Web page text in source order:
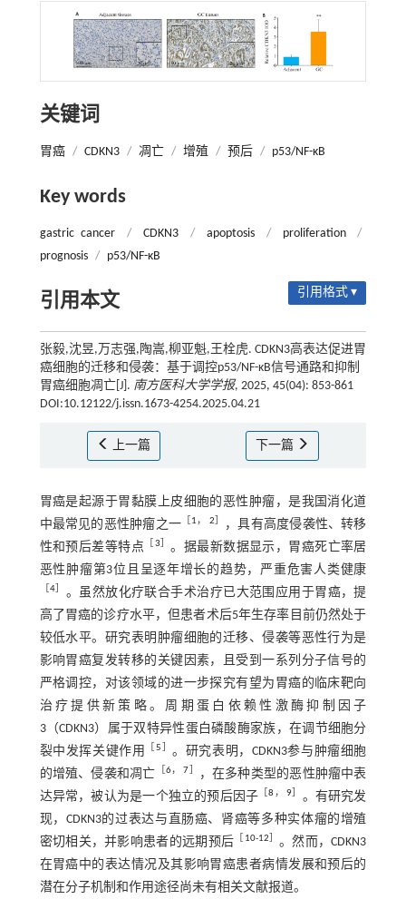
关键词
胃癌 / CDKN3 / 凋亡 / 增殖 / 预后 / p53/NF-κB
Key words
gastric cancer / CDKN3 / apoptosis / proliferation
/
prognosis / p53/NF-κB
引用本文 引用格式 ▾
张毅,沈昱,万志强,陶嵩,柳亚魁,王栓虎. CDKN3高表达促进胃
癌细胞的迁移和侵袭：基于调控p53/NF-κB信号通路和抑制
胃癌细胞凋亡[J]. 南方医科大学学报, 2025, 45(04): 853-861
DOI:10.12122/j.issn.1673-4254.2025.04.21
上一篇 下一篇
胃癌是起源于胃黏膜上皮细胞的恶性肿瘤，是我国消化道
中最常见的恶性肿瘤之一［ 1， 2
，具有高度侵袭性、转移
性和预后差等特点
3
。据最新数据显示，胃癌死亡率居
恶性肿瘤第3位且呈逐年增长的趋势，严重危害人类健康
［4
。虽然放化疗联合手术治疗已大范围应用于胃癌，提
高了胃癌的诊疗水平，但患者术后5年生存率目前仍然处于
较低水平。研究表明肿瘤细胞的迁移、侵袭等恶性行为是
影响胃癌复发转移的关键因素，且受到一系列分子信号的
严格调控，对该领域的进一步探究有望为胃癌的临床靶向
治疗提供新策略。周期蛋白依赖性激酶抑制因子
3（CDKN3）属于双特异性蛋白磷酸酶家族，在调节细胞分
裂中发挥关键作用
［5
。研究表明，CDKN3参与肿瘤细胞
的增殖、侵袭和凋亡
6，7
，在多种类型的恶性肿瘤中表
达异常，被认为是一个独立的预后因子 ［8 ，9
。有研究发
现，CDKN3的过表达与直肠癌、肾癌等多种实体瘤的增殖
密切相关，并影响患者的远期预后
10-12
。然而，CDKN3
在胃癌中的表达情况及其影响胃癌患者病情发展和预后的
潜在分子机制和作用途径尚未有相关文献报道。